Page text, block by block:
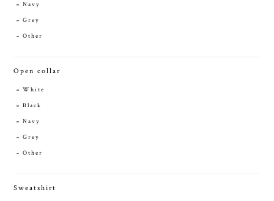
Navy
Grey
Other
Open collar
White
Black
Navy
Grey
Other
Sweatshirt